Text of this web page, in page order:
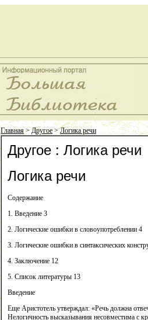
Главная>Другое>Логика речи
Другое : Логика речи
Логика речи
Содержание
1. Введение 3
2. Логические ошибки в словоупотреблении 4
3. Логические ошибки в синтаксических
4. Заключение 12
5. Список литературы 13
Введение
Еще Аристотель утверждал: «Речь должна
Нелогичность высказывания несовместима с